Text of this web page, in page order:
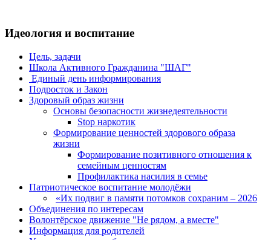
Идеология и воспитание
Цель, задачи
Школа Активного Гражданина "ШАГ"
Единый день информирования
Подросток и Закон
Здоровый образ жизни
Основы безопасности жизнедеятельности
Stop наркотик
Формирование ценностей здорового образа
жизни
Формирование позитивного отношения к
семейным ценностям
Профилактика насилия в семье
Патриотическое воспитание молодёжи
«Их подвиг в памяти потомков сохраним – 2026
Объединения по интересам
Волонтёрское движение "Не рядом, а вместе"
Информация для родителей